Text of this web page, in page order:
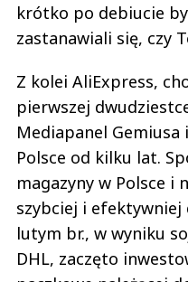
krótko po debiucie
zastanawiali się, czy
Z kolei AliExpress,
pierwszej
Mediapanel
Polsce od kilku lat.
magazyny w Polsce i
szybciej i efektywniej
lutym br., w wyniku
DHL, zaczęto